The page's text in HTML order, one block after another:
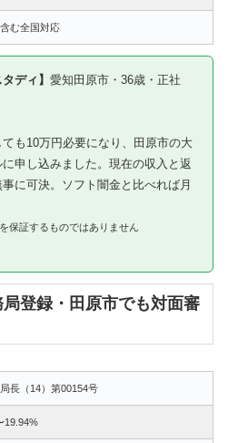
む全国対応
ディ】 愛知田原市・36歳・正社
ても10万円必要になり、田原市の大
申し込みました。現在の収入と返
に可決。ソフト闇金と比べれば月
保証するものではありません
登録・田原市でも対面審
長（14）第00154号
19.94%